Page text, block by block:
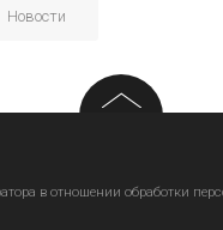
Новости
в отношении обработки